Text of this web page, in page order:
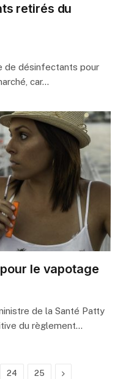
retirés du
de désinfectants pour
car…
le vapotage
de la Santé Patty
du règlement…
24 25 Next